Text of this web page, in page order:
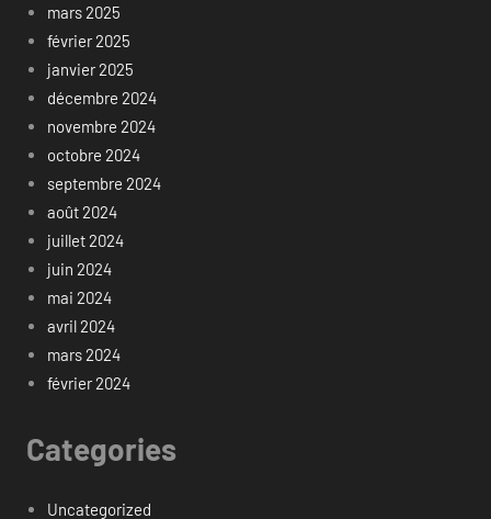
mars 2025
février 2025
janvier 2025
décembre 2024
novembre 2024
octobre 2024
septembre 2024
août 2024
juillet 2024
juin 2024
mai 2024
avril 2024
mars 2024
février 2024
Categories
Uncategorized